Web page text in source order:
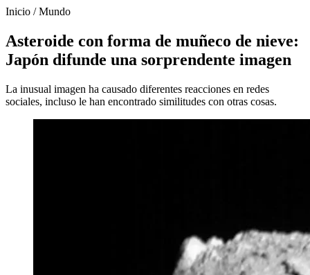
Inicio /Mundo
Asteroide con forma de muñeco de nieve:
Japón difunde una sorprendente imagen
La inusual imagen ha causado diferentes reacciones en redes
sociales, incluso le han encontrado similitudes con otras cosas.